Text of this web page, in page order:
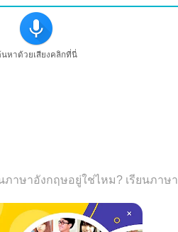
นหาด้วยเสียงคลิกที่นี่
าษาอังกฤษอยู่ใช่ไหม? เรียนภา